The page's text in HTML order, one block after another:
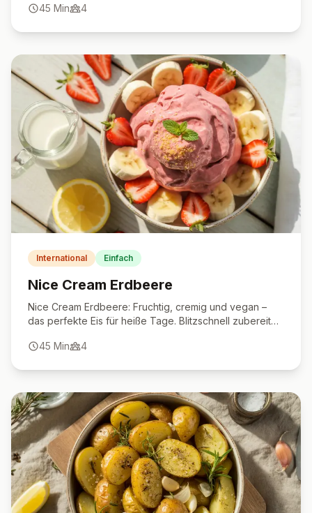
45 Min 4
International Einfach
Nice Cream Erdbeere
Nice Cream Erdbeere: Fruchtig, cremig und vegan –
das perfekte Eis für heiße Tage. Blitzschnell zubereitet
45 Min 4